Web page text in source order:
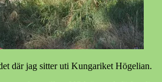
där jag sitter uti Kungariket Högelian.